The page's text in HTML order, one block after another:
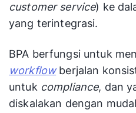
customer service) ke
yang terintegrasi.
BPA berfungsi untuk
workflowberjalan
untuk compliance, dan
diskalakan dengan